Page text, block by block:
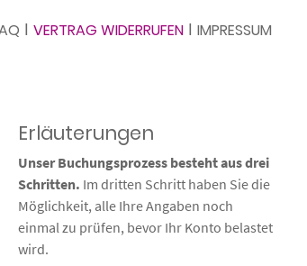
ǀ VERTRAG WIDERRUFEN ǀ IMPRESSUM
Erläuterungen
Unser Buchungsprozess besteht aus drei
Schritten. Im dritten Schritt haben Sie die
Möglichkeit, alle Ihre Angaben noch
einmal zu prüfen, bevor Ihr Konto belastet
wird.